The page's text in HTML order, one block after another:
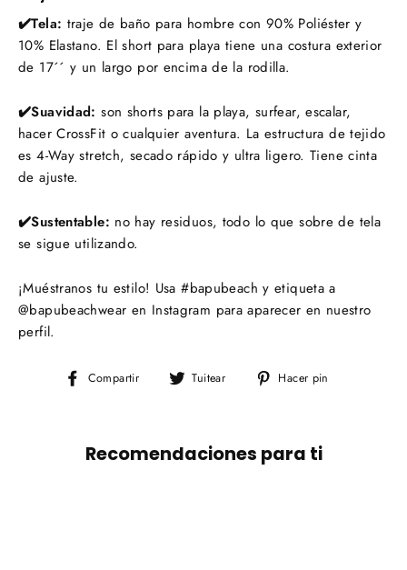
✔️Tela: traje de baño para hombre con 90% Poliéster y
10% Elastano. El short para playa tiene una costura exterior
de 17´´ y un largo por encima de la rodilla.
✔️Suavidad: son shorts para la playa, surfear, escalar,
hacer CrossFit o cualquier aventura. La estructura de tejido
es 4-Way stretch, secado rápido y ultra ligero. Tiene cinta
de ajuste.
✔️Sustentable: no hay residuos, todo lo que sobre de tela
se sigue utilizando.
¡Muéstranos tu estilo! Usa #bapubeach y etiqueta a
@bapubeachwear en Instagram para aparecer en nuestro
perfil.
Compartir
Compartir
Tuitear
Tuitear Hacer pin
Recomendaciones para ti